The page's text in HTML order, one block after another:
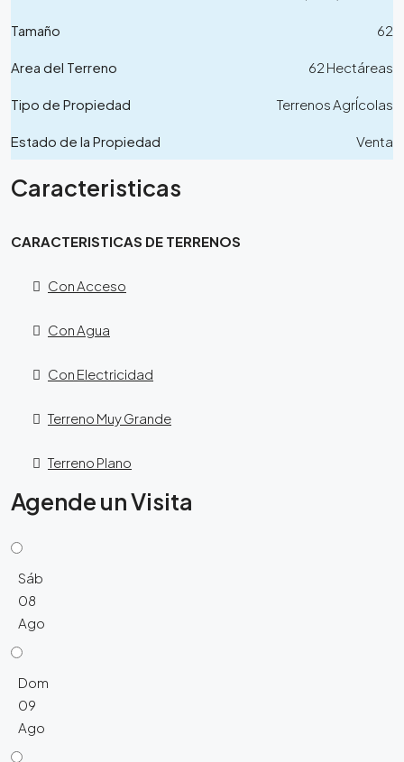
Tamaño 62
Area del Terreno 62 Hectáreas
Tipo de Propiedad Terrenos AgrÍcolas
Estado de la Propiedad Venta
Caracteristicas
CARACTERISTICAS DE TERRENOS
Con Acceso
Con Agua
Con Electricidad
Terreno Muy Grande
Terreno Plano
Agende un Visita
Sáb
08
Ago
Dom
09
Ago